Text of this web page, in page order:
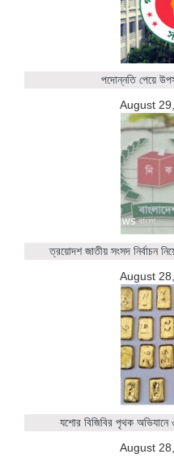
পদোন্নতি পেয়ে
August
ত্রয়োদশ জাতীয় সংসদ নির্বাচন
August
যশোর বিজিবির পৃথক অভিযানে
August